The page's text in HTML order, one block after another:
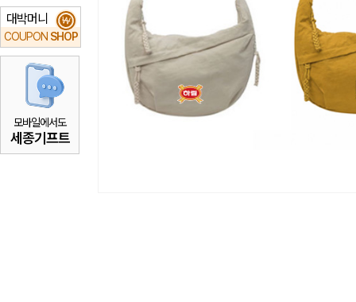
대박머니
COUPON SHOP
₩
모바일에서도
세종기프트